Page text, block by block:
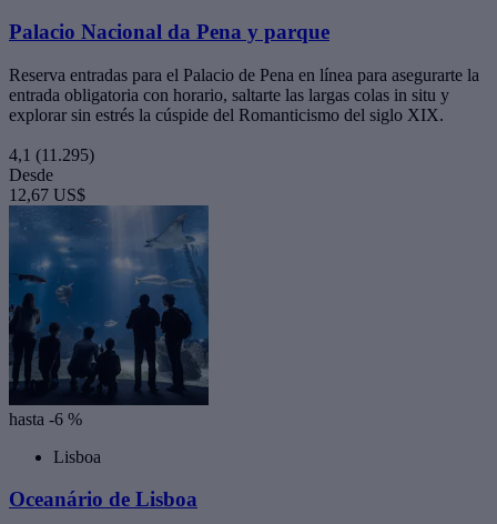
Palacio Nacional da Pena y parque
Reserva entradas para el Palacio de Pena en línea para asegurarte la
entrada obligatoria con horario, saltarte las largas colas in situ y
explorar sin estrés la cúspide del Romanticismo del siglo XIX.
4,1 (11.295)
Desde
12,67 US$
hasta -6 %
Lisboa
Oceanário de Lisboa